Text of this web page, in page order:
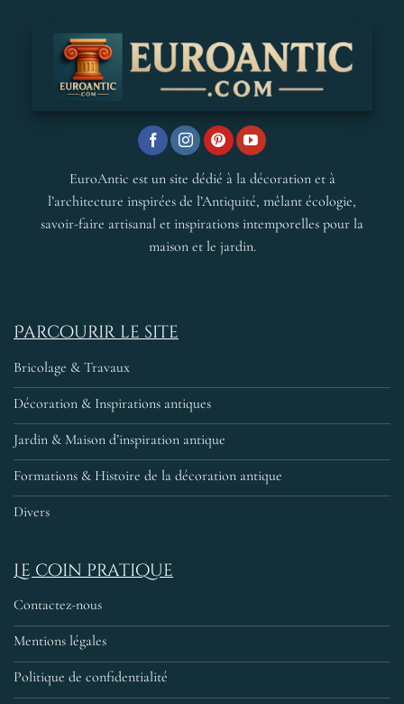
EuroAntic est un site dédié à la décoration et à
l’architecture inspirées de l’Antiquité, mêlant écologie,
savoir-faire artisanal et inspirations intemporelles pour la
maison et le jardin.
Parcourir le site
Bricolage & Travaux
Décoration & Inspirations antiques
Jardin & Maison d’inspiration antique
Formations & Histoire de la décoration antique
Divers
Le coin pratique
Contactez-nous
Mentions légales
Politique de confidentialité